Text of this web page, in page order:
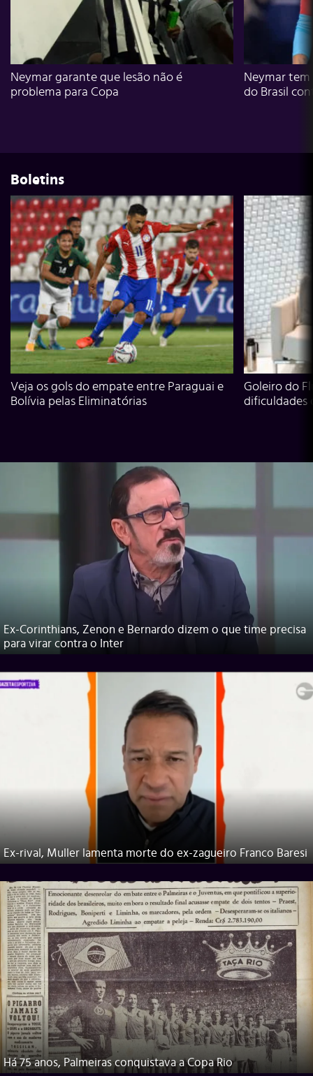
Neymar garante que lesão não é
problema para Copa
Neymar
do Brasil
Boletins
Veja os gols do empate entre Paraguai e
Bolívia pelas Eliminatórias
Goleiro do
dificuldades
Ex-Corinthians, Zenon e Bernardo dizem o que time precisa
para virar contra o Inter
Ex-rival, Muller lamenta morte do ex-zagueiro Franco Baresi
Há 75 anos, Palmeiras conquistava a Copa Rio